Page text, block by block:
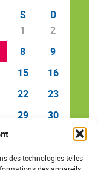
des technologies telles
S
D
1
2
8
9
15
16
22
23
29
30